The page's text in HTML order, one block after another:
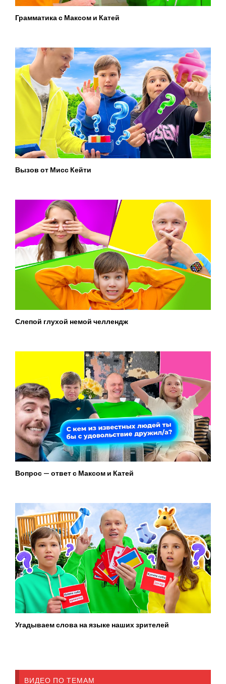
Грамматика с Максом и Катей
Вызов от Мисс Кейти
Слепой глухой немой челлендж
Вопрос — ответ с Максом и Катей
Угадываем слова на языке наших зрителей
ВИДЕО ПО ТЕМАМ